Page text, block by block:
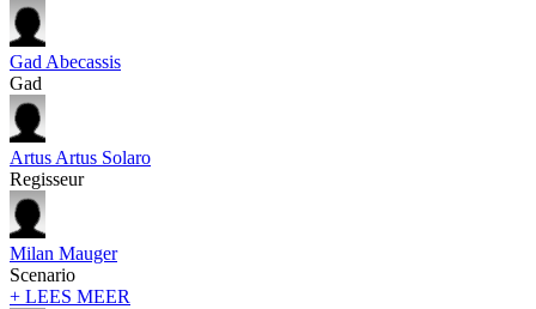
Gad Abecassis
Gad
Artus Artus Solaro
Regisseur
Milan Mauger
Scenario
+ LEES MEER